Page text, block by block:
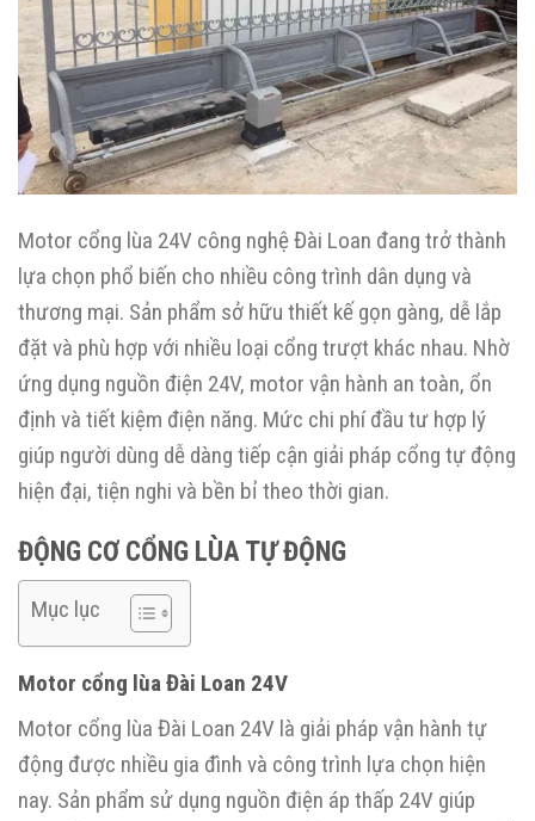
Motor cổng lùa 24V công nghệ Đài Loan đang trở thành
lựa chọn phổ biến cho nhiều công trình dân dụng và
thương mại. Sản phẩm sở hữu thiết kế gọn gàng, dễ lắp
đặt và phù hợp với nhiều loại cổng trượt khác nhau. Nhờ
ứng dụng nguồn điện 24V, motor vận hành an toàn, ổn
định và tiết kiệm điện năng. Mức chi phí đầu tư hợp lý
giúp người dùng dễ dàng tiếp cận giải pháp cổng tự động
hiện đại, tiện nghi và bền bỉ theo thời gian.
ĐỘNG CƠ CỔNG LÙA TỰ ĐỘNG
Mục lục
Motor cổng lùa Đài Loan 24V
Motor cổng lùa Đài Loan 24V là giải pháp vận hành tự
động được nhiều gia đình và công trình lựa chọn hiện
nay. Sản phẩm sử dụng nguồn điện áp thấp 24V giúp